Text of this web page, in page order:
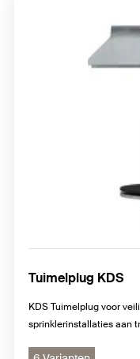
Tuimelplug KDS
KDS Tuimelplug voor
sprinklerinstallaties aan